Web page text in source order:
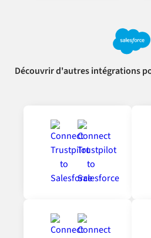
Découvrir d'autres intégrations